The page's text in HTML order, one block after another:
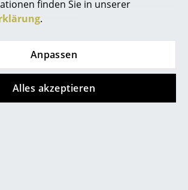
finden Sie in unserer
.
Anpassen
Alles akzeptieren
service@smow.de